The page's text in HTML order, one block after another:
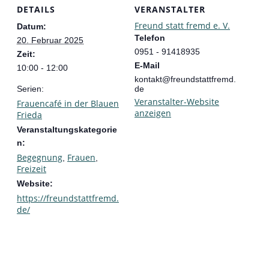
DETAILS
Datum:
20. Februar 2025
Zeit:
10:00 - 12:00
Serien:
Frauencafé in der Blauen
Frieda
Veranstaltungskategorie
n:
Begegnung Frauen
Freizeit
Website:
https://freundstattfremd.
de/
VERANSTALTER
Freund statt fremd e. V.
Telefon
0951 - 91418935
E-Mail
kontakt@freundstattfremd.
de
Veranstalter-Website
anzeigen